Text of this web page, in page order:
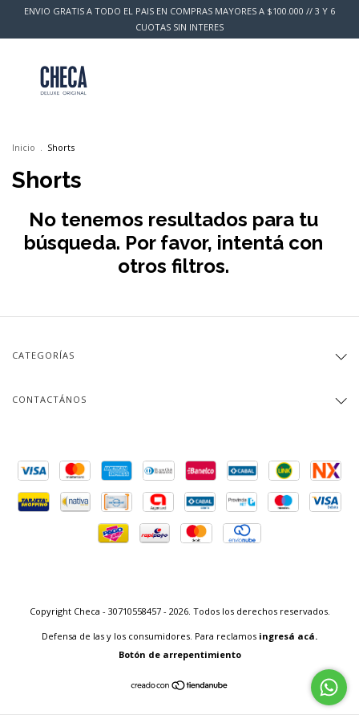
ENVIO GRATIS A TODO EL PAIS EN COMPRAS MAYORES A $100.000 // 3 Y 6
CUOTAS SIN INTERES
Inicio . Shorts
Shorts
No tenemos resultados para tu
búsqueda. Por favor, intentá con
otros filtros.
CATEGORÍAS
CONTACTÁNOS
Copyright Checa - 30710558457 - 2026. Todos los derechos reservados.
Defensa de las y los consumidores. Para reclamos ingresá acá.
Botón de arrepentimiento